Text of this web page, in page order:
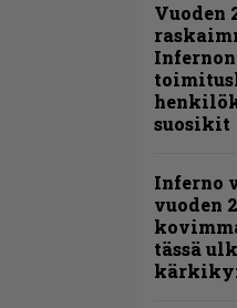
Vuoden
Infernon
suosikit
Inferno
vuoden
tässä